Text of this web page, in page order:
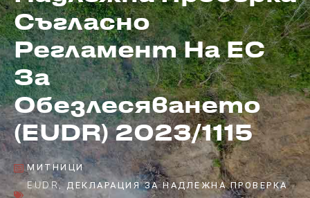
Съгласно
Регламент На ЕС
За
Обезлесяването
(EUDR) 2023/1115
МИТНИЦИ
EUDR, ДЕКЛАРАЦИЯ ЗА НАДЛЕЖНА ПРОВЕРКА